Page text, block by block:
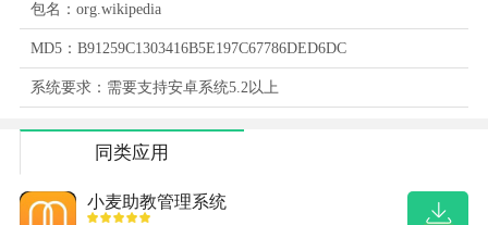
包名：org.wikipedia
MD5：B91259C1303416B5E197C67786DED6DC
系统要求：需要支持安卓系统5.2以上
同类应用
小麦助教管理系统